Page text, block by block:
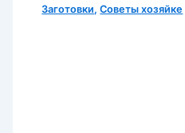
Заготовки,Советы хозяйке